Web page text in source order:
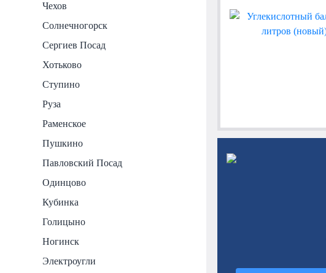
Чехов
Солнечногорск
Сергиев Посад
Хотьково
Ступино
Руза
Раменское
Пушкино
Павловский Посад
Одинцово
Кубинка
Голицыно
Ногинск
Электроугли